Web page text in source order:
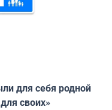
для себя родной
своих»